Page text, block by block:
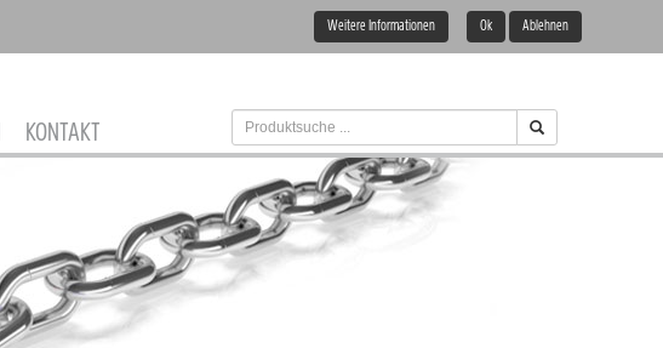
KONTAKT
Weitere Informationen Ok Ablehnen